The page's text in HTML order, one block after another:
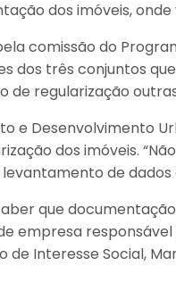
dos imóveis,
comissão do
dos três conjuntos
regularização
e Desenvolvimento
dos imóveis.
levantamento de
que
empresa
Interesse Social,